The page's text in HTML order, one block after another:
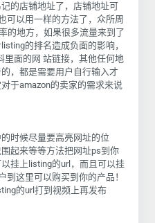
的店铺地址了，店铺地址可
可以用一样的方法了，众所周
的地方，如果很多流量来到了
的排名造成负面的影响，
里面的网 站链接，其他任何地
，都是需要用户自行输入才
于amazon的卖家的需求来说
时候尽量要高亮网址的位
起来等等方法把网址ps到你
挂上listing的url，而且可以挂
到这里可以购买到你的产品！
的url打到视频上再发布